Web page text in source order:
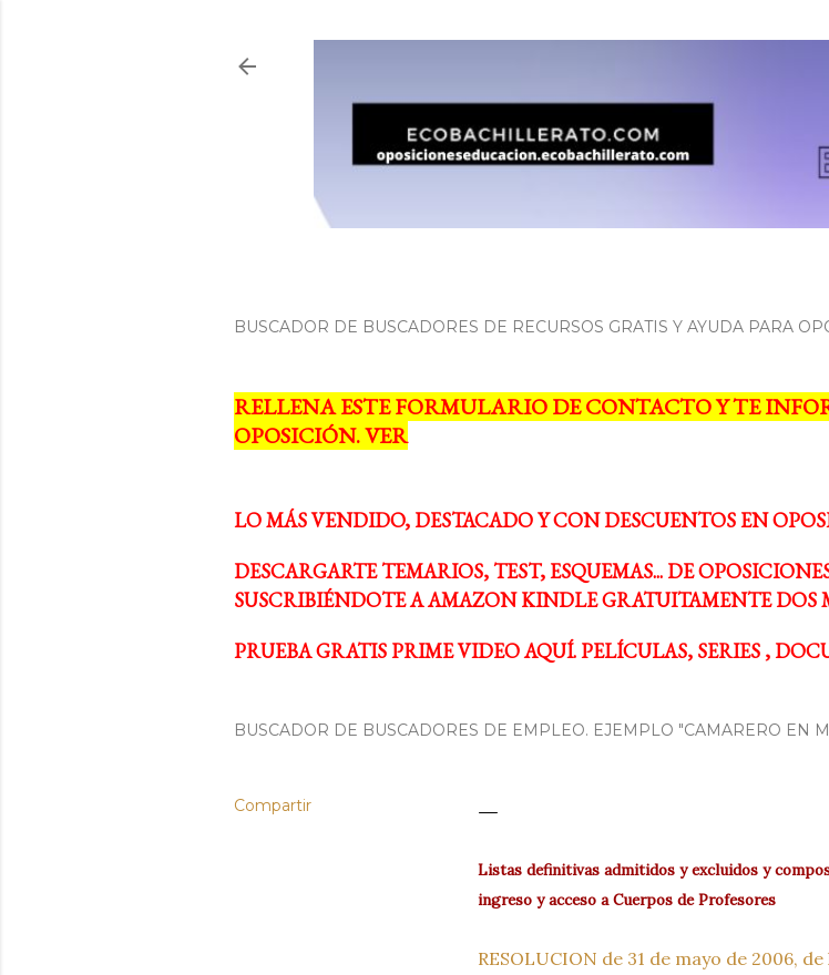
BUSCADOR DE BUSCADORES DE RECURSOS GRATIS Y AYUDA PARA
RELLENA ESTE FORMULARIO DE CONTACTO Y TE
OPOSICIÓN. VER
LO MÁS VENDIDO, DESTACADO Y CON DESCUENTOS EN
DESCARGARTE TEMARIOS, TEST, ESQUEMAS... DE
SUSCRIBIÉNDOTE A AMAZON KINDLE GRATUITAMENTE DOS
PRUEBA GRATIS PRIME VIDEO AQUÍ. PELÍCULAS, SERIES ,
BUSCADOR DE BUSCADORES DE EMPLEO. EJEMPLO "CAMARERO EN
Compartir
Listas definitivas admitidos y excluidos y
ingreso y acceso a Cuerpos de Profesores
RESOLUCION de 31 de mayo de 2006,